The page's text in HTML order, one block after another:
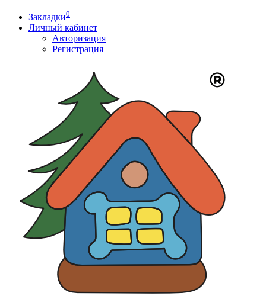
Закладки0
Личный кабинет
Авторизация
Регистрация